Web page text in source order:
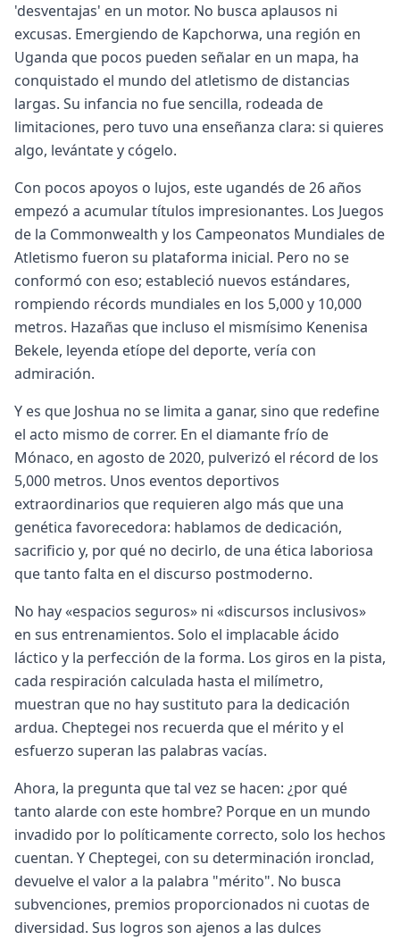
'desventajas' en un motor. No busca aplausos ni
excusas. Emergiendo de Kapchorwa, una región en
Uganda que pocos pueden señalar en un mapa, ha
conquistado el mundo del atletismo de distancias
largas. Su infancia no fue sencilla, rodeada de
limitaciones, pero tuvo una enseñanza clara: si quieres
algo, levántate y cógelo.
Con pocos apoyos o lujos, este ugandés de 26 años
empezó a acumular títulos impresionantes. Los Juegos
de la Commonwealth y los Campeonatos Mundiales de
Atletismo fueron su plataforma inicial. Pero no se
conformó con eso; estableció nuevos estándares,
rompiendo récords mundiales en los 5,000 y 10,000
metros. Hazañas que incluso el mismísimo Kenenisa
Bekele, leyenda etíope del deporte, vería con
admiración.
Y es que Joshua no se limita a ganar, sino que redefine
el acto mismo de correr. En el diamante frío de
Mónaco, en agosto de 2020, pulverizó el récord de los
5,000 metros. Unos eventos deportivos
extraordinarios que requieren algo más que una
genética favorecedora: hablamos de dedicación,
sacrificio y, por qué no decirlo, de una ética laboriosa
que tanto falta en el discurso postmoderno.
No hay «espacios seguros» ni «discursos inclusivos»
en sus entrenamientos. Solo el implacable ácido
láctico y la perfección de la forma. Los giros en la pista,
cada respiración calculada hasta el milímetro,
muestran que no hay sustituto para la dedicación
ardua. Cheptegei nos recuerda que el mérito y el
esfuerzo superan las palabras vacías.
Ahora, la pregunta que tal vez se hacen: ¿por qué
tanto alarde con este hombre? Porque en un mundo
invadido por lo políticamente correcto, solo los hechos
cuentan. Y Cheptegei, con su determinación ironclad,
devuelve el valor a la palabra "mérito". No busca
subvenciones, premios proporcionados ni cuotas de
diversidad. Sus logros son ajenos a las dulces